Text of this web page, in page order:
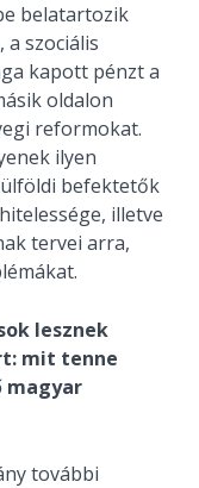
belatartozik
szociális
kapott pénzt a
oldalon
reformokat.
ilyen
befektetők
illetve
tervei arra,
lesznek
mit tenne
magyar
további